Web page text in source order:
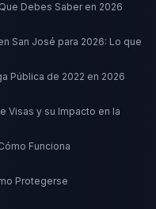
Debes Saber en 2026
San José para 2026: Lo que
Pública de 2022 en 2026
Visas y su Impacto en la
Funciona
Protegerse